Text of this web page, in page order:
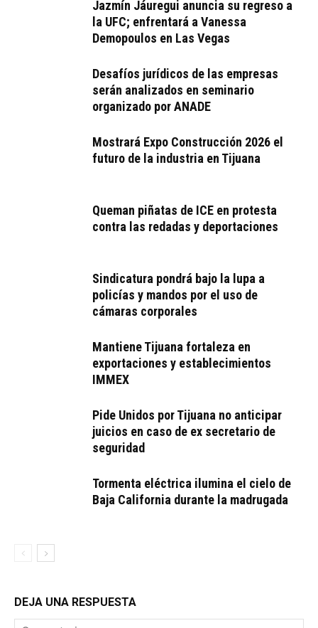
Jazmín Jáuregui anuncia su regreso a
la UFC; enfrentará a Vanessa
Demopoulos en Las Vegas
Desafíos jurídicos de las empresas
serán analizados en seminario
organizado por ANADE
Mostrará Expo Construcción 2026 el
futuro de la industria en Tijuana
Queman piñatas de ICE en protesta
contra las redadas y deportaciones
Sindicatura pondrá bajo la lupa a
policías y mandos por el uso de
cámaras corporales
Mantiene Tijuana fortaleza en
exportaciones y establecimientos
IMMEX
Pide Unidos por Tijuana no anticipar
juicios en caso de ex secretario de
seguridad
Tormenta eléctrica ilumina el cielo de
Baja California durante la madrugada
DEJA UNA RESPUESTA